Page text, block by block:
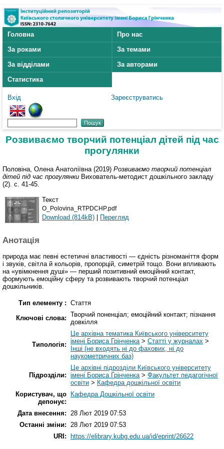
Головна
Про нас
За роками
За темами
За відділами
За авторами
Статистика
Вхід Зареєструватись
Розвиваємо творчий потенціал дітей під час
прогулянки
Половіна, Олена Анатоліївна (2019) Розвиваємо творчий потенціал
дітей під час прогулянки Вихователь-методист дошкільного закладу
(2). с. 41-45.
Текст
O_Polovina_RTPDCHP.pdf
Download (814kB) | Перегляд
Анотація
природа має певні естетичні властивості — єдність різноманіття форм
і звуків, світла й кольорів, пропорцій, симетрій тощо. Вони впливають
на «увімкнення душі» — перший позитивний емоційний контакт,
формують емоційну сферу та розвивають творчий потенціал
дошкільників.
Тип елементу : Стаття
Ключові слова: Творчий поненціал; емоційний контакт; пізнання
довкілля
Типологія:
Це архівна тематика Київського університету
імені Бориса Грінченка> Статті у журналах >
Інші (не входять ні до фахових, ні до
наукометричних баз)
Підрозділи:
Це архівні підрозділи Київського університету
імені Бориса Грінченка> Факультет педагогічної
освіти > Кафедра дошкільної освіти
Користувач, що
депонує:
Кафедра Дошкільної освіти
Дата внесення: 28 Лют 2019 07:53
Останні зміни: 28 Лют 2019 07:53
URI:
https://elibrary.kubg.edu.ua/id/eprint/26622